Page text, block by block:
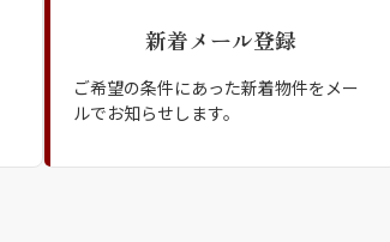
シャーメゾンセレクション ルームツアー
新着メール登録
ご希望の条件にあった新着物件をメー
ルでお知らせします。